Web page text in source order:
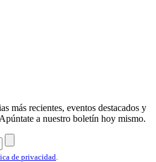
más recientes, eventos destacados y
Apúntate a nuestro boletín hoy mismo.
de privacidad